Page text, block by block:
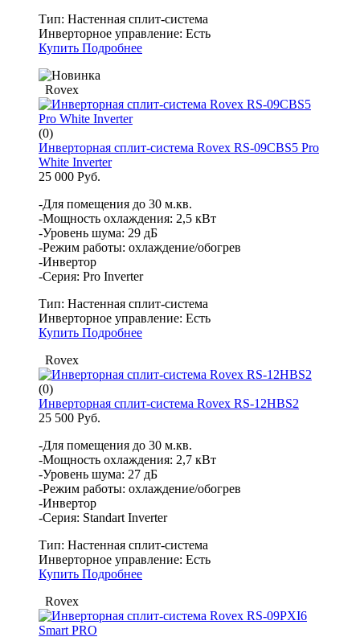
Тип: Настенная сплит-система
Инверторное управление: Есть
Купить Подробнее
Rovex
(0)
Инверторная сплит-система Rovex RS-09CBS5 Pro
White Inverter
25 000 Руб.
-Для помещения до 30 м.кв.
-Мощность охлаждения: 2,5 кВт
-Уровень шума: 29 дБ
-Режим работы: охлаждение/обогрев
-Инвертор
-Серия: Pro Inverter
Тип: Настенная сплит-система
Инверторное управление: Есть
Купить Подробнее
Rovex
(0)
Инверторная сплит-система Rovex RS-12HBS2
25 500 Руб.
-Для помещения до 30 м.кв.
-Мощность охлаждения: 2,7 кВт
-Уровень шума: 27 дБ
-Режим работы: охлаждение/обогрев
-Инвертор
-Серия: Standart Inverter
Тип: Настенная сплит-система
Инверторное управление: Есть
Купить Подробнее
Rovex